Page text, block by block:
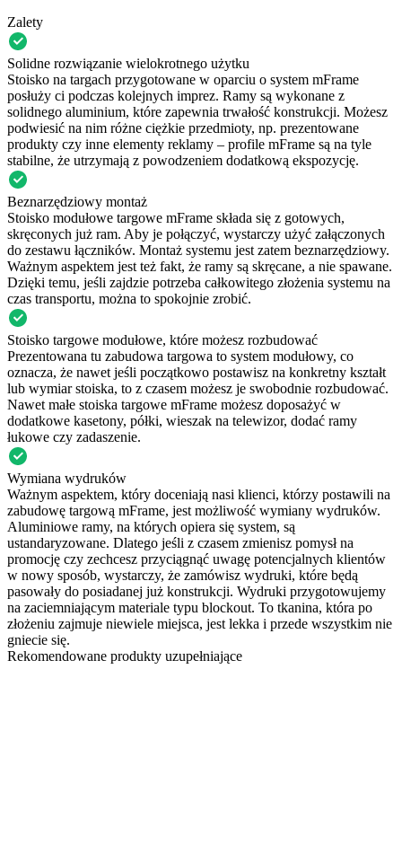
Zalety
Solidne rozwiązanie wielokrotnego użytku
Stoisko na targach przygotowane w oparciu o system mFrame
posłuży ci podczas kolejnych imprez. Ramy są wykonane z
solidnego aluminium, które zapewnia trwałość konstrukcji. Możesz
podwiesić na nim różne ciężkie przedmioty, np. prezentowane
produkty czy inne elementy reklamy – profile mFrame są na tyle
stabilne, że utrzymają z powodzeniem dodatkową ekspozycję.
Beznarzędziowy montaż
Stoisko modułowe targowe mFrame składa się z gotowych,
skręconych już ram. Aby je połączyć, wystarczy użyć załączonych
do zestawu łączników. Montaż systemu jest zatem beznarzędziowy.
Ważnym aspektem jest też fakt, że ramy są skręcane, a nie spawane.
Dzięki temu, jeśli zajdzie potrzeba całkowitego złożenia systemu na
czas transportu, można to spokojnie zrobić.
Stoisko targowe modułowe, które możesz rozbudować
Prezentowana tu zabudowa targowa to system modułowy, co
oznacza, że nawet jeśli początkowo postawisz na konkretny kształt
lub wymiar stoiska, to z czasem możesz je swobodnie rozbudować.
Nawet małe stoiska targowe mFrame możesz doposażyć w
dodatkowe kasetony, półki, wieszak na telewizor, dodać ramy
łukowe czy zadaszenie.
Wymiana wydruków
Ważnym aspektem, który doceniają nasi klienci, którzy postawili na
zabudowę targową mFrame, jest możliwość wymiany wydruków.
Aluminiowe ramy, na których opiera się system, są
ustandaryzowane. Dlatego jeśli z czasem zmienisz pomysł na
promocję czy zechcesz przyciągnąć uwagę potencjalnych klientów
w nowy sposób, wystarczy, że zamówisz wydruki, które będą
pasowały do posiadanej już konstrukcji. Wydruki przygotowujemy
na zaciemniającym materiale typu blockout. To tkanina, która po
złożeniu zajmuje niewiele miejsca, jest lekka i przede wszystkim nie
gniecie się.
Rekomendowane produkty uzupełniające